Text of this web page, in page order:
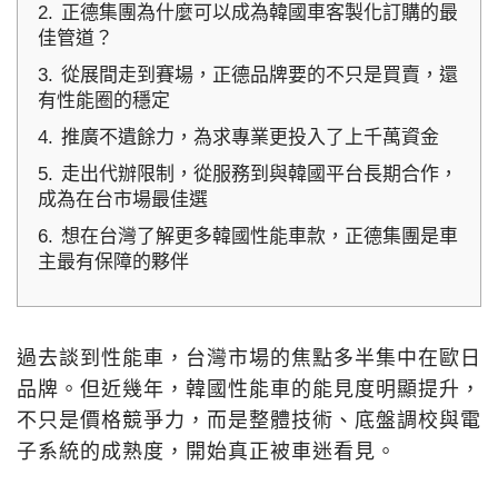
2. 正德集團為什麼可以成為韓國車客製化訂購的最
佳管道？
3. 從展間走到賽場，正德品牌要的不只是買賣，還
有性能圈的穩定
4. 推廣不遺餘力，為求專業更投入了上千萬資金
5. 走出代辦限制，從服務到與韓國平台長期合作，
成為在台市場最佳選
6. 想在台灣了解更多韓國性能車款，正德集團是車
主最有保障的夥伴
過去談到性能車，台灣市場的焦點多半集中在歐日
品牌。但近幾年，韓國性能車的能見度明顯提升，
不只是價格競爭力，而是整體技術、底盤調校與電
子系統的成熟度，開始真正被車迷看見。